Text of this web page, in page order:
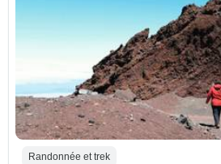
Randonnée et trek